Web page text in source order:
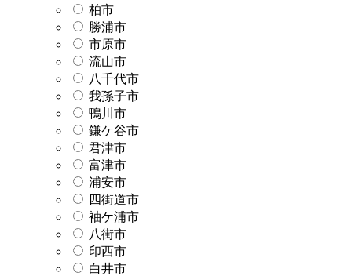
柏市
勝浦市
市原市
流山市
八千代市
我孫子市
鴨川市
鎌ケ谷市
君津市
富津市
浦安市
四街道市
袖ケ浦市
八街市
印西市
白井市